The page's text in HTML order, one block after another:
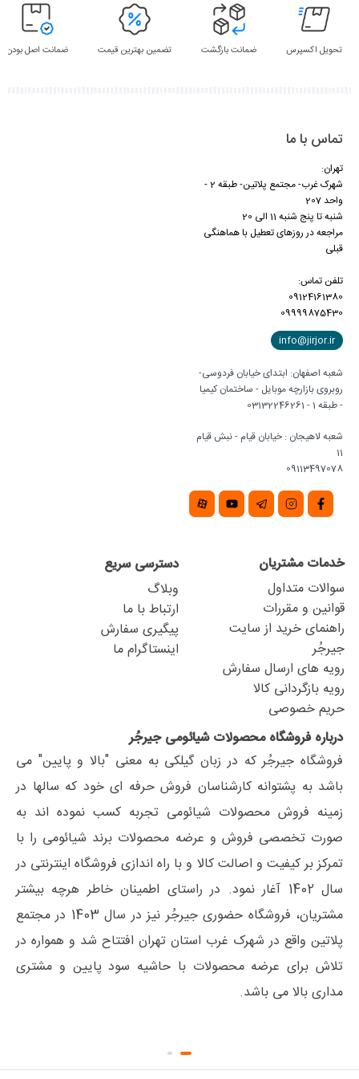
تحویل اکسپرس ضمانت بازگشت تضمین بهترین قیمت ضمانت اصل بودن
تماس با ما
تهران:
شهرک غرب- مجتمع پلاتین- طبقه 2 -
واحد 207
شنبه تا پنج شنبه 11 الی 20
مراجعه در روزهای تعطیل با هماهنگی
قبلی
تلفن تماس:
09124161380
09999875430
info@jirjor.ir
شعبه اصفهان: ابتدای خیابان فردوسی-
روبروی بازارچه موبایل - ساختمان کیمیا
- طبقه 1 - 03132246261
شعبه لاهیجان : خیابان قیام - نبش قیام
11
09113497078
خدمات مشتریان
سوالات متداول
قوانین و مقررات
راهنمای خرید از سایت
جیرجُر
رویه های ارسال سفارش
رویه بازگردانی کالا
حریم خصوصی
دسترسی سریع
وبلاگ
ارتباط با ما
پیگیری سفارش
اینستاگرام ما
درباره فروشگاه محصولات شیائومی جیرجُر
فروشگاه جیرجُر که در زبان گیلکی به معنی "بالا و پایین" می
باشد به پشتوانه کارشناسان فروش حرفه ای خود که سالها در
زمینه فروش محصولات شیائومی تجربه کسب نموده اند به
صورت تخصصی فروش و عرضه محصولات برند شیائومی را با
تمرکز بر کیفیت و اصالت کالا و با راه اندازی فروشگاه اینترنتی در
سال 1402 آغار نمود. در راستای اطمینان خاطر هرچه بیشتر
مشتریان، فروشگاه حضوری جیرجُر نیز در سال 1403 در مجتمع
پلاتین واقع در شهرک غرب استان تهران افتتاح شد و همواره در
تلاش برای عرضه محصولات با حاشیه سود پایین و مشتری
مداری بالا می باشد.